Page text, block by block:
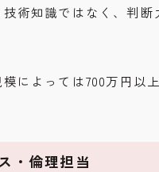
術知識ではなく、判断
によっては700万円以
・倫理担当